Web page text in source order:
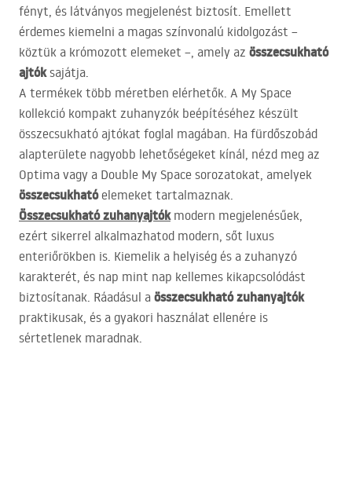
fényt, és látványos megjelenést biztosít. Emellett
érdemes kiemelni a magas színvonalú kidolgozást –
köztük a krómozott elemeket –, amely az összecsukható
ajtóksajátja.
A termékek több méretben elérhetők. A My Space
kollekció kompakt zuhanyzók beépítéséhez készült
összecsukható ajtókat foglal magában. Ha fürdőszobád
alapterülete nagyobb lehetőségeket kínál, nézd meg az
Optima vagy a Double My Space sorozatokat, amelyek
összecsukhatóelemeket tartalmaznak.
Összecsukható zuhanyajtókmodern megjelenésűek,
ezért sikerrel alkalmazhatod modern, sőt luxus
enteriőrökben is. Kiemelik a helyiség és a zuhanyzó
karakterét, és nap mint nap kellemes kikapcsolódást
biztosítanak. Ráadásul a összecsukható zuhanyajtók
praktikusak, és a gyakori használat ellenére is
sértetlenek maradnak.